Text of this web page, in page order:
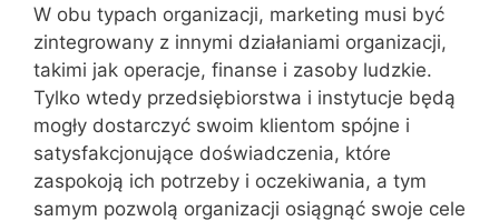
W obu typach organizacji, marketing musi być
zintegrowany z innymi działaniami organizacji,
takimi jak operacje, finanse i zasoby ludzkie.
Tylko wtedy przedsiębiorstwa i instytucje będą
mogły dostarczyć swoim klientom spójne i
satysfakcjonujące doświadczenia, które
zaspokoją ich potrzeby i oczekiwania, a tym
samym pozwolą organizacji osiągnąć swoje cele